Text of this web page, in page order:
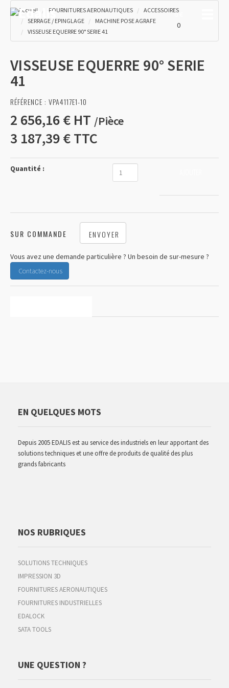
0 €
0
Accueil FOURNITURES AERONAUTIQUES
ACCESSOIRES
SERRAGE / EPINGLAGE
MACHINE POSE AGRAFE
VISSEUSE EQUERRE 90° SERIE 41
VISSEUSE EQUERRE 90° SERIE
41
RÉFÉRENCE : VPA4117E1-10
2 656,16 € HT /Pièce
3 187,39 €TTC
Quantité :
SUR COMMANDE ENVOYER
Vous avez une demande particulière ? Un besoin de sur-mesure ?
Contactez-nous
EN QUELQUES MOTS
Depuis 2005 EDALIS est au service des industriels en leur apportant des
solutions techniques et une offre de produits de qualité des plus
grands fabricants
NOS RUBRIQUES
SOLUTIONS TECHNIQUES
IMPRESSION 3D
FOURNITURES AERONAUTIQUES
FOURNITURES INDUSTRIELLES
EDALOCK
SATA TOOLS
UNE QUESTION ?